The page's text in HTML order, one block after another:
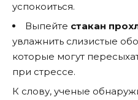
успокоиться.
Выпейте стакан
увлажнить слизистые
которые могут
при стрессе.
К слову, ученые